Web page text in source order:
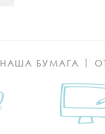
НАША БУМАГА